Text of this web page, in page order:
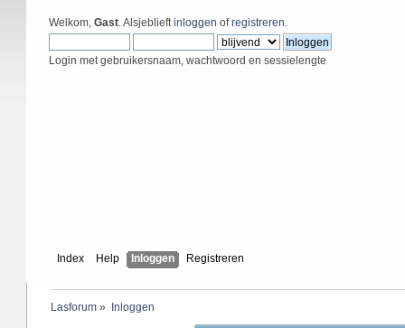
Welkom, Gast. Alsjeblieftinloggen ofregistreren.
Login met gebruikersnaam, wachtwoord en sessielengte
Index Help Inloggen Registreren
Lasforum» Inloggen